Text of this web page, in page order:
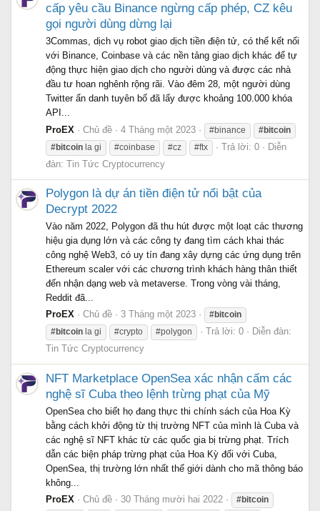
cấp yêu cầu Binance ngừng cấp phép, CZ kêu
gọi người dùng dừng lại
3Commas, dịch vụ robot giao dịch tiền điện tử, có thể kết nối
với Binance, Coinbase và các nền tảng giao dịch khác để tự
động thực hiện giao dịch cho người dùng và được các nhà
đầu tư hoan nghênh rộng rãi. Vào đêm 28, một người dùng
Twitter ẩn danh tuyên bố đã lấy được khoảng 100.000 khóa
API...
ProEX
Chủ đề 4 Tháng một 2023 #binance
#bitcoin
#bitcoin la gi #coinbase #cz #ftx Trả lời: 0
Diễn
đàn: Tin Tức Cryptocurrency
Polygon là dự án tiền điện tử nổi bật của
Decrypt 2022
Vào năm 2022, Polygon đã thu hút được một loạt các thương
hiệu gia dụng lớn và các công ty đang tìm cách khai thác
công nghệ Web3, có uy tín đang xây dựng các ứng dụng trên
Ethereum scaler với các chương trình khách hàng thân thiết
đến nhận dạng web và metaverse. Trong vòng vài tháng,
Reddit đã...
ProEX
Chủ đề 3 Tháng một 2023
#bitcoin
#bitcoin la gi #crypto #polygon Trả lời: 0
Diễn đàn:
Tin Tức Cryptocurrency
NFT Marketplace OpenSea xác nhận cấm các
nghệ sĩ Cuba theo lệnh trừng phạt của Mỹ
OpenSea cho biết họ đang thực thi chính sách của Hoa Kỳ
bằng cách khởi động từ thị trường NFT của mình là Cuba và
các nghệ sĩ NFT khác từ các quốc gia bị trừng phạt. Trích
dẫn các biện pháp trừng phạt của Hoa Kỳ đối với Cuba,
OpenSea, thị trường lớn nhất thế giới dành cho mã thông báo
không...
ProEX
Chủ đề 30 Tháng mười hai 2022 #bitcoin